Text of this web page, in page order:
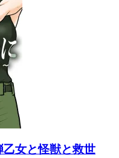
女と怪獣と救世